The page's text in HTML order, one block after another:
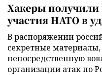
Хакеры
участия НАТО в
В распоряжении
секретные
непосредственную
организации атак по